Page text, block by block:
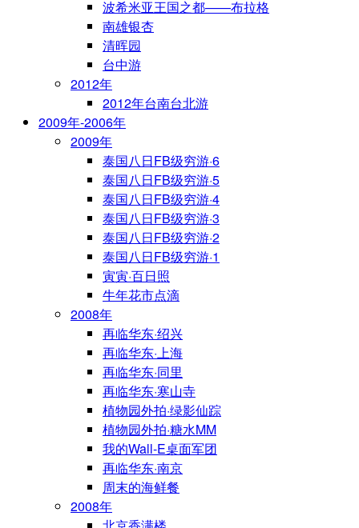
波希米亚王国之都——布拉格
南雄银杏
清晖园
台中游
2012年
2012年台南台北游
2009年-2006年
2009年
泰国八日FB级穷游·6
泰国八日FB级穷游·5
泰国八日FB级穷游·4
泰国八日FB级穷游·3
泰国八日FB级穷游·2
泰国八日FB级穷游·1
寅寅·百日照
牛年花市点滴
2008年
再临华东·绍兴
再临华东·上海
再临华东·同里
再临华东·寒山寺
植物园外拍·绿影仙踪
植物园外拍·糖水MM
我的Wall-E桌面军团
再临华东·南京
周末的海鲜餐
2008年